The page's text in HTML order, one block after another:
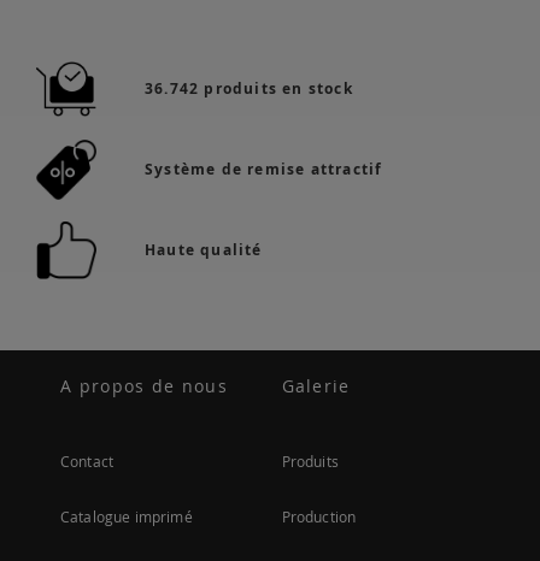
36.742 produits en stock
Système de remise attractif
Haute qualité
A propos de nous
Contact
Catalogue imprimé
Galerie
Produits
Production